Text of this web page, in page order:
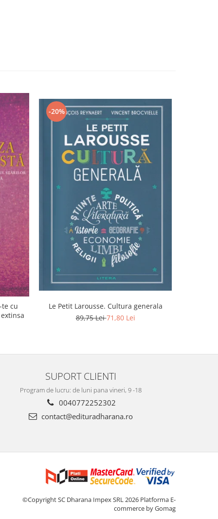
cu
-20%
Le Petit Larousse. Cultura generala
89,75 Lei71,80 Lei
SUPORT CLIENTI
Program de lucru: de luni pana vineri, 9 -18
0040772252302
contact@edituradharana.ro
©Copyright SC Dharana Impex SRL 2026 Platforma E-
commerce by Gomag